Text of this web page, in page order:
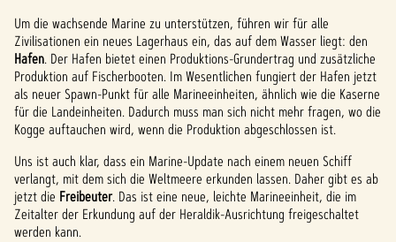
Um die wachsende Marine zu unterstützen, führen wir für alle
Zivilisationen ein neues Lagerhaus ein, das auf dem Wasser liegt: den
Hafen. Der Hafen bietet einen Produktions-Grundertrag und zusätzliche
Produktion auf Fischerbooten. Im Wesentlichen fungiert der Hafen jetzt
als neuer Spawn-Punkt für alle Marineeinheiten, ähnlich wie die Kaserne
für die Landeinheiten. Dadurch muss man sich nicht mehr fragen, wo die
Kogge auftauchen wird, wenn die Produktion abgeschlossen ist.
Uns ist auch klar, dass ein Marine-Update nach einem neuen Schiff
verlangt, mit dem sich die Weltmeere erkunden lassen. Daher gibt es ab
jetzt die Freibeuter. Das ist eine neue, leichte Marineeinheit, die im
Zeitalter der Erkundung auf der Heraldik-Ausrichtung freigeschaltet
werden kann.